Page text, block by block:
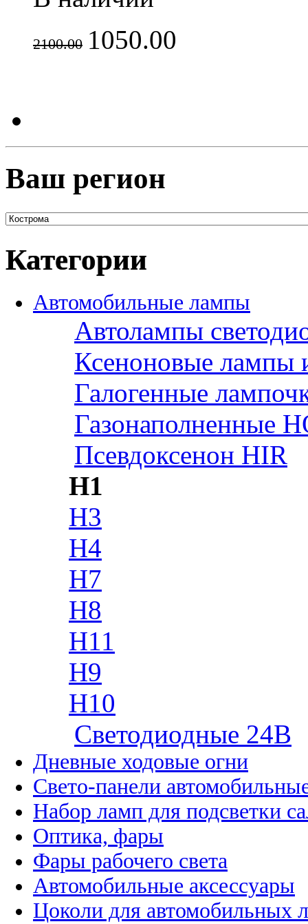
2100.00 1050.00
Ваш регион
Категории
Автомобильные лампы
Автолампы
Ксеноновые лампы
Галогенные
Газонаполненные
Псевдоксенон HIR
H1
H3
H4
H7
H8
H11
H9
H10
Cветодиодные 24B
Дневные ходовые огни
Свето-панели
Набор ламп для подсветки
Оптика, фары
Фары рабочего света
Автомобильные аксессуары
Цоколи для автомобильных